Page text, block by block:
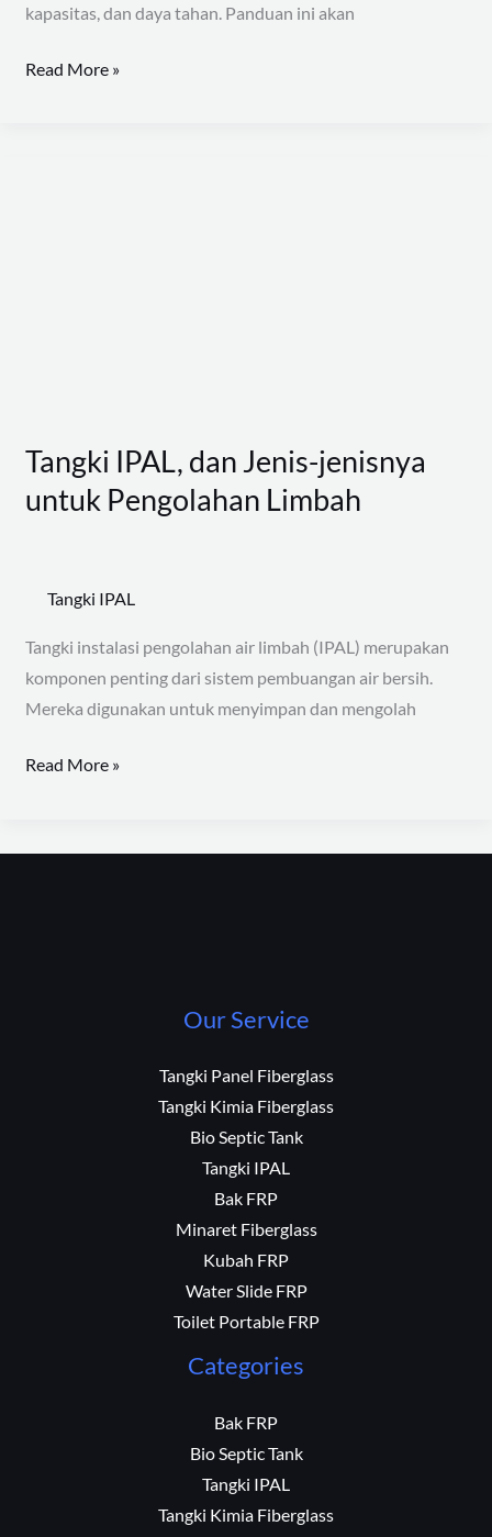
kapasitas, dan daya tahan. Panduan ini akan
Read More »
Tangki IPAL, dan Jenis-jenisnya
untuk Pengolahan Limbah
Tangki IPAL
Tangki instalasi pengolahan air limbah (IPAL) merupakan
komponen penting dari sistem pembuangan air bersih.
Mereka digunakan untuk menyimpan dan mengolah
Read More »
Tangki Panel Fiberglass
Tangki Kimia Fiberglass
Bio Septic Tank
Tangki IPAL
Bak FRP
Minaret Fiberglass
Kubah FRP
Water Slide FRP
Toilet Portable FRP
Bak FRP
Bio Septic Tank
Tangki IPAL